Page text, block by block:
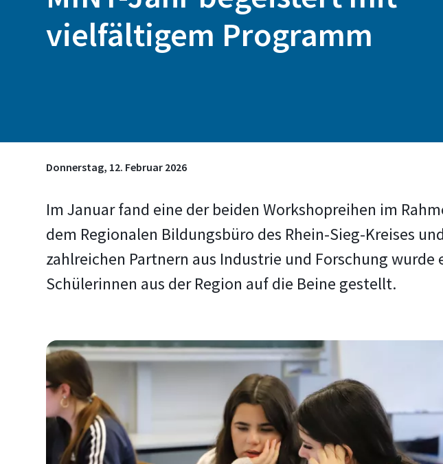
vielfältigem Programm
Donnerstag, 12. Februar 2026
Im Januar fand eine der beiden Workshopreihen im
dem Regionalen Bildungsbüro des Rhein-Sieg-Kreises
zahlreichen Partnern aus Industrie und Forschung
Schülerinnen aus der Region auf die Beine gestellt.